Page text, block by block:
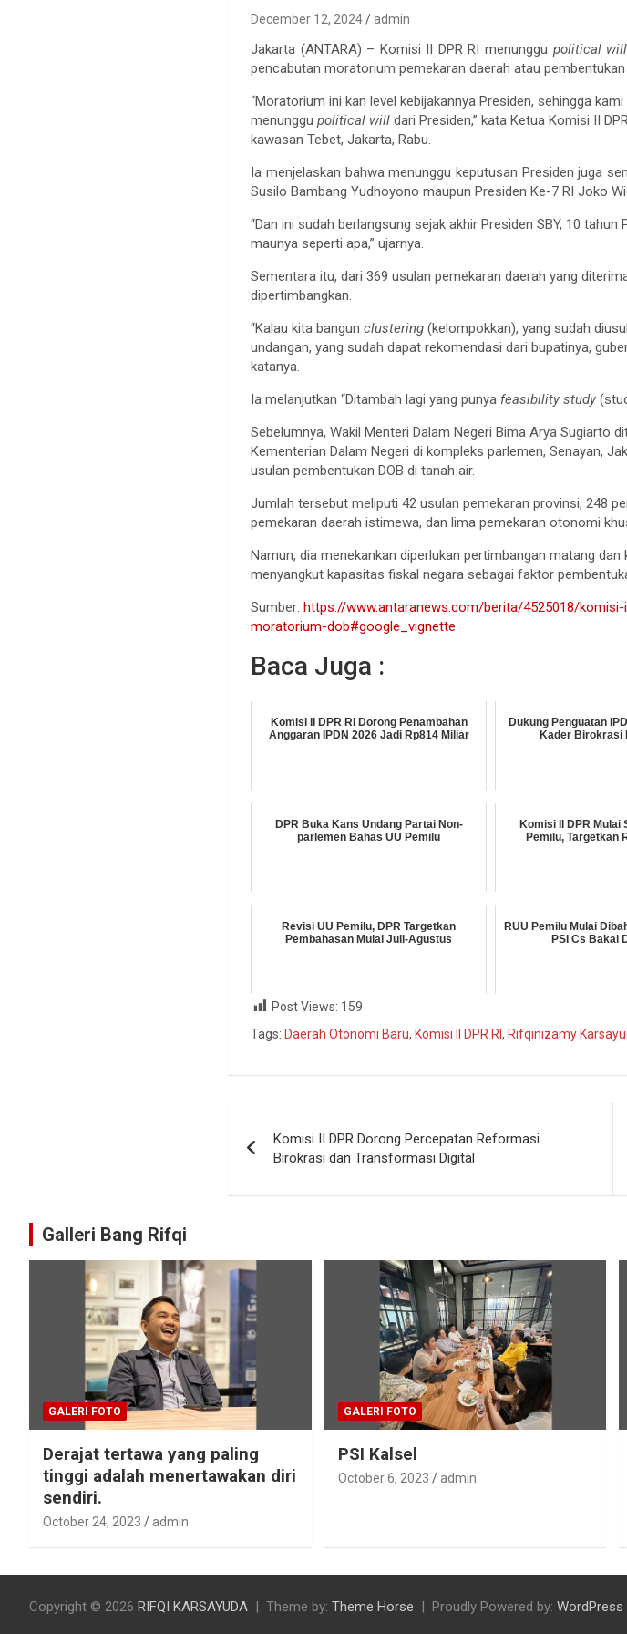
December 12, 2024 admin
Jakarta (ANTARA) – Komisi II DPR RI menunggu political will
pencabutan moratorium pemekaran daerah atau
“Moratorium ini kan level kebijakannya Presiden, sehingga
menunggupolitical will dari Presiden,” kata Ketua Komisi II
kawasan Tebet, Jakarta, Rabu.
Ia menjelaskan bahwa menunggu keputusan Presiden juga
Susilo Bambang Yudhoyono maupun Presiden Ke-7 RI Joko
“Dan ini sudah berlangsung sejak akhir Presiden SBY, 10
maunya seperti apa,” ujarnya.
Sementara itu, dari 369 usulan pemekaran daerah yang
dipertimbangkan.
“Kalau kita bangunclustering (kelompokkan), yang sudah
undangan, yang sudah dapat rekomendasi dari bupatinya,
katanya.
Ia melanjutkan “Ditambah lagi yang punya feasibility study
Sebelumnya, Wakil Menteri Dalam Negeri Bima Arya Sugiarto
Kementerian Dalam Negeri di kompleks parlemen, Senayan,
usulan pembentukan DOB di tanah air.
Jumlah tersebut meliputi 42 usulan pemekaran provinsi, 248
pemekaran daerah istimewa, dan lima pemekaran otonomi
Namun, dia menekankan diperlukan pertimbangan matang
menyangkut kapasitas fiskal negara sebagai faktor
Sumber:https://www.antaranews.com/berita/4525018/
moratorium-dob#google_vignette
Baca Juga :
Komisi II DPR RI Dorong Penambahan
Anggaran IPDN 2026 Jadi Rp814 Miliar
Dukung Penguatan
Kader Birokrasi
DPR Buka Kans Undang Partai Non-
parlemen Bahas UU Pemilu
Komisi II DPR Mulai
Pemilu, Targetkan
Revisi UU Pemilu, DPR Targetkan
Pembahasan Mulai Juli-Agustus
RUU Pemilu Mulai
PSI Cs Bakal
Post Views: 159
Tags: Daerah Otonomi Baru, Komisi II DPR RI, Rifqinizamy
Komisi II DPR Dorong Percepatan Reformasi
Birokrasi dan Transformasi Digital
Galleri Bang Rifqi
GALERI FOTO
Derajat tertawa yang paling
tinggi adalah menertawakan diri
sendiri.
October 24, 2023 admin
GALERI FOTO
PSI Kalsel
October 6, 2023 admin
Copyright © 2026 RIFQI KARSAYUDA Theme by: Theme Horse Proudly Powered by: WordPress